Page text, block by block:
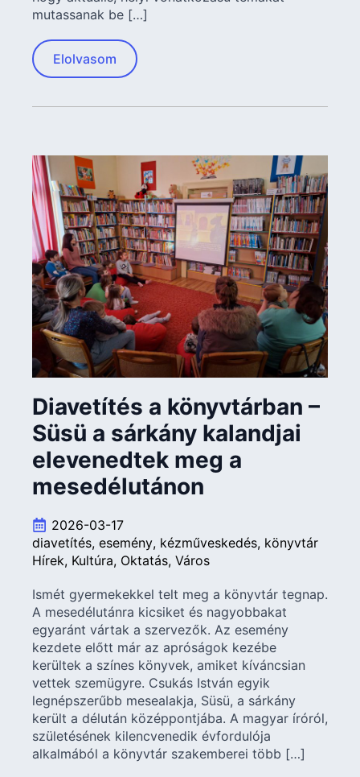
mutassanak be […]
Elolvasom
Diavetítés a könyvtárban –
Süsü a sárkány kalandjai
elevenedtek meg a
mesedélutánon
2026-03-17
diavetítés esemény kézműveskedés könyvtár
Hírek Kultúra Oktatás Város
Ismét gyermekekkel telt meg a könyvtár tegnap.
A mesedélutánra kicsiket és nagyobbakat
egyaránt vártak a szervezők. Az esemény
kezdete előtt már az apróságok kezébe
kerültek a színes könyvek, amiket kíváncsian
vettek szemügyre. Csukás István egyik
legnépszerűbb mesealakja, Süsü, a sárkány
került a délután középpontjába. A magyar íróról,
születésének kilencvenedik évfordulója
alkalmából a könyvtár szakemberei több […]